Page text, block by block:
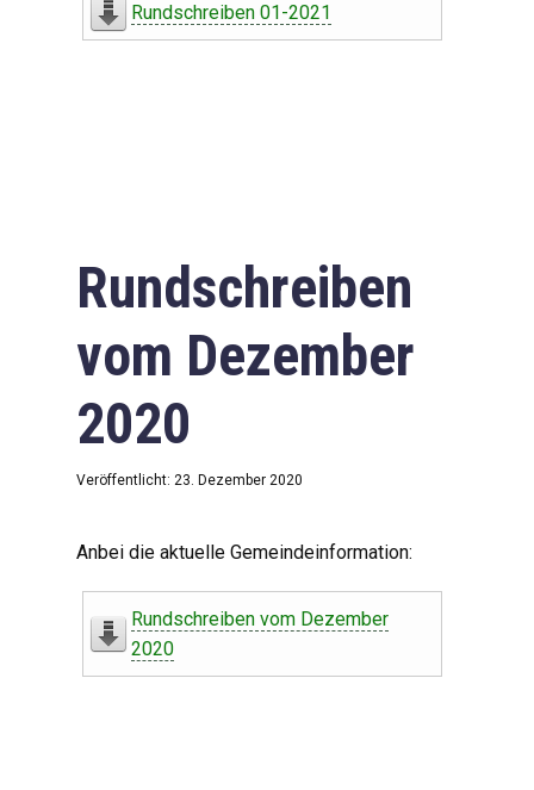
Rundschreiben 01-2021
Rundschreiben
vom Dezember
2020
Veröffentlicht: 23. Dezember 2020
Anbei die aktuelle Gemeindeinformation:
Rundschreiben vom Dezember
2020